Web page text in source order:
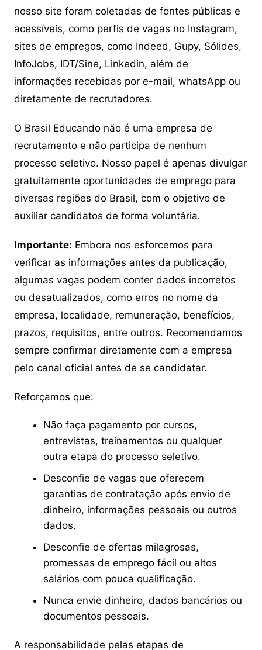
nosso site foram coletadas de fontes públicas e
acessíveis, como perfis de vagas no Instagram,
sites de empregos, como Indeed, Gupy, Sólides,
InfoJobs, IDT/Sine, Linkedin, além de
informações recebidas por e-mail, whatsApp ou
diretamente de recrutadores.
O Brasil Educando não é uma empresa de
recrutamento e não participa de nenhum
processo seletivo. Nosso papel é apenas divulgar
gratuitamente oportunidades de emprego para
diversas regiões do Brasil, com o objetivo de
auxiliar candidatos de forma voluntária.
Importante: Embora nos esforcemos para
verificar as informações antes da publicação,
algumas vagas podem conter dados incorretos
ou desatualizados, como erros no nome da
empresa, localidade, remuneração, benefícios,
prazos, requisitos, entre outros. Recomendamos
sempre confirmar diretamente com a empresa
pelo canal oficial antes de se candidatar.
Reforçamos que:
Não faça pagamento por cursos,
entrevistas, treinamentos ou qualquer
outra etapa do processo seletivo.
Desconfie de vagas que oferecem
garantias de contratação após envio de
dinheiro, informações pessoais ou outros
dados.
Desconfie de ofertas milagrosas,
promessas de emprego fácil ou altos
salários com pouca qualificação.
Nunca envie dinheiro, dados bancários ou
documentos pessoais.
A responsabilidade pelas etapas de